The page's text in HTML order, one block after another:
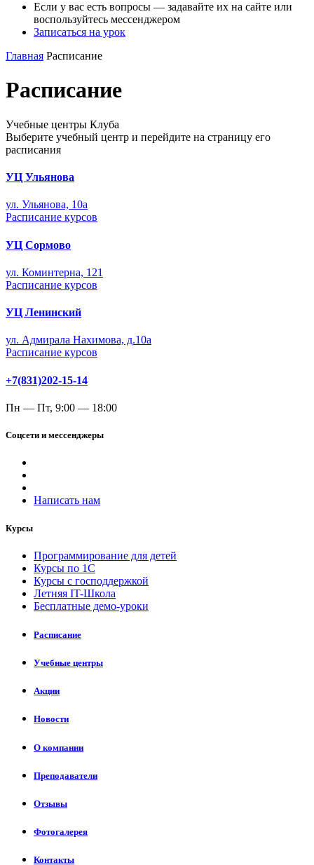
Если у вас есть вопросы — задавайте их на сайте или
воспользуйтесь мессенджером
Записаться на урок
Главная Расписание
Расписание
Учебные центры Клуба
Выберите учебный центр и перейдите на страницу его
расписания
УЦ Ульянова
ул. Ульянова, 10a
Расписание курсов
УЦ Сормово
ул. Коминтерна, 121
Расписание курсов
УЦ Ленинский
ул. Адмирала Нахимова, д.10а
Расписание курсов
+7(831)202-15-14
Пн — Пт, 9:00 — 18:00
Соцсети и мессенджеры
Написать нам
Курсы
Программирование для детей
Курсы по 1С
Курсы с господдержкой
Летняя IT-Школа
Бесплатные демо-уроки
Расписание
Учебные центры
Акции
Новости
О компании
Преподаватели
Отзывы
Фотогалерея
Контакты